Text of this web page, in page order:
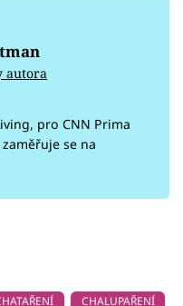
autora
pro CNN Prima
se na
CHALUPAŘENÍ